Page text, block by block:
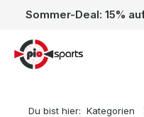
Zum Hauptinhalt springen
Du bist hier: Kategorien